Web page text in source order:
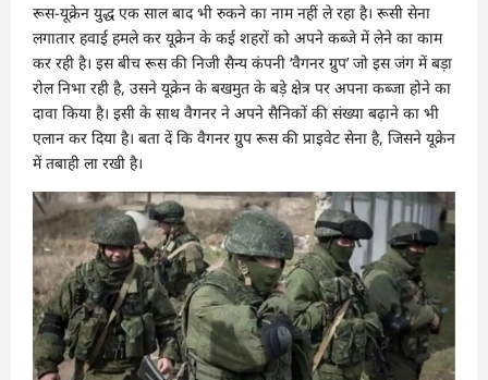
रूस-यूक्रेन युद्ध एक साल बाद भी रुकने का नाम नहीं ले रहा है। रूसी सेना
लगातार हवाई हमले कर यूक्रेन के कई शहरों को अपने कब्जे में लेने का काम
कर रही है। इस बीच रूस की निजी सैन्य कंपनी ‘वैगनर ग्रुप’ जो इस जंग में बड़ा
रोल निभा रही है, उसने यूक्रेन के बखमुत के बड़े क्षेत्र पर अपना कब्जा होने का
दावा किया है। इसी के साथ वैगनर ने अपने सैनिकों की संख्या बढ़ाने का भी
एलान कर दिया है। बता दें कि वैगनर ग्रुप रूस की प्राइवेट सेना है, जिसने यूक्रेन
में तबाही ला रखी है।